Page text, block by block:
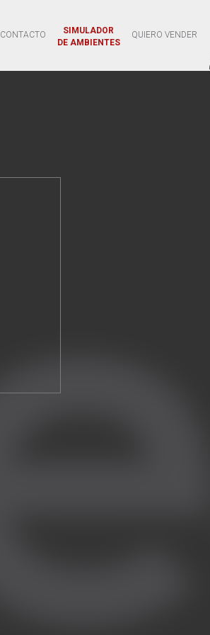
CONTACTO
SIMULADOR
DE AMBIENTES
QUIERO VENDER